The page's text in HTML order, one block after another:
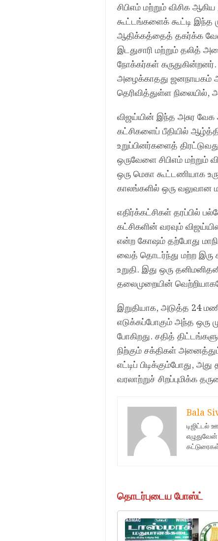
சிபிஎம் மற்றும் விசிக
கூட்டங்களைக் கூட்டி இந்த
ஆதிக்கத்தைத் தகர்க்க
இடதுசாரி மற்றும் தலித்
நோக்கர்கள் கருதுகின்றனர்.
அழைக்காதது ஜனநாயகம்
தெரிவித்துள்ள நிலையில்,
விஜய்யின் இந்த அசுர
கட்சிகளைப் பீதியில்
உறுப்பினர்களைத்
ஒருவேளை சிபிஎம் மற்றும்
ஒரு மெகா கூட்டணியாக
காலங்களில் ஒரு வலுவான
எதிர்க்கட்சிகள் தரப்பில்
கட்சிகளின் வரவும்
என்ற கோஷம் தற்போது
வைத் தொடர்ந்து மற்ற இரு
உறுதி. இது ஒரு
தலைமுறையின்
இறுதியாக, அடுத்த 24
எடுக்கப்போகும் அந்த ஒரு
போகிறது. சதித்
நிற்கும் சக்திகள்
எட்டிப் பிடிக்கும்போது,
வரலாற்றுச் சிறப்புமிக்க
Bala
டிஜிட்டல்
தொடர்புடைய போஸ்ட்